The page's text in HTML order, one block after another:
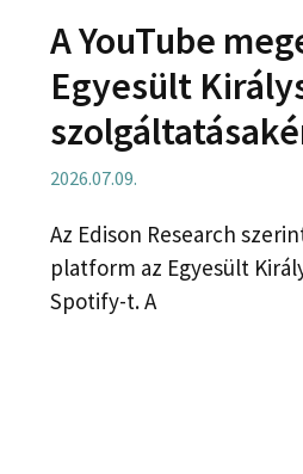
A YouTube
Egyesült
2026.07.09.
Az Edison Research
platform az Egyesült
Spotify-t. A